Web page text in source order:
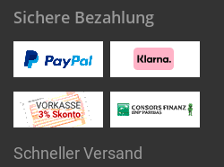
Sichere Bezahlung
Schneller Versand